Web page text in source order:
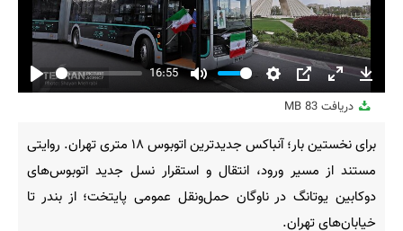
Play
16:55
Mute
Settings
PIP
Enter
fullscreen
دریافت 83 MB
برای نخستین بار؛ آنباکس جدیدترین اتوبوس ۱۸ متری تهران. روایتی
مستند از مسیر ورود، انتقال و استقرار نسل جدید اتوبوس‌های
دوکابین یوتانگ در ناوگان حمل‌ونقل عمومی پایتخت؛ از بندر تا
خیابان‌های تهران.